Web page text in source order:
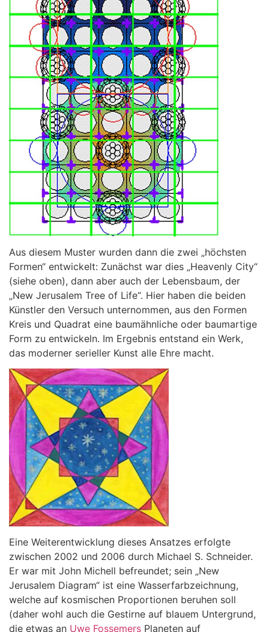
Aus diesem Muster wurden dann die zwei „höchsten
Formen“ entwickelt: Zunächst war dies „Heavenly City“
(siehe oben), dann aber auch der Lebensbaum, der
„New Jerusalem Tree of Life“. Hier haben die beiden
Künstler den Versuch unternommen, aus den Formen
Kreis und Quadrat eine baumähnliche oder baumartige
Form zu entwickeln. Im Ergebnis entstand ein Werk,
das moderner serieller Kunst alle Ehre macht.
Eine Weiterentwicklung dieses Ansatzes erfolgte
zwischen 2002 und 2006 durch Michael S. Schneider.
Er war mit John Michell befreundet; sein „New
Jerusalem Diagram“ ist eine Wasserfarbzeichnung,
welche auf kosmischen Proportionen beruhen soll
(daher wohl auch die Gestirne auf blauem Untergrund,
die etwas an Uwe Fossemers Planeten auf